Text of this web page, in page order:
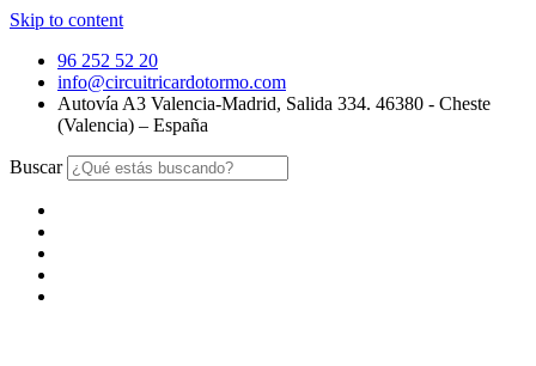
Skip to content
96 252 52 20
info@circuitricardotormo.com
Autovía A3 Valencia-Madrid, Salida 334. 46380 - Cheste
(Valencia) – España
Buscar